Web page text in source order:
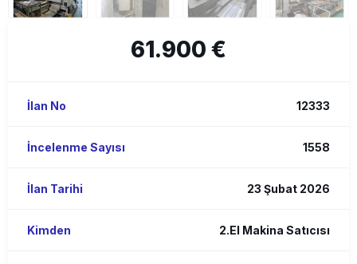
61.900 €
İlan No 12333
İncelenme Sayısı 1558
İlan Tarihi 23 Şubat 2026
Kimden 2.El Makina Satıcısı